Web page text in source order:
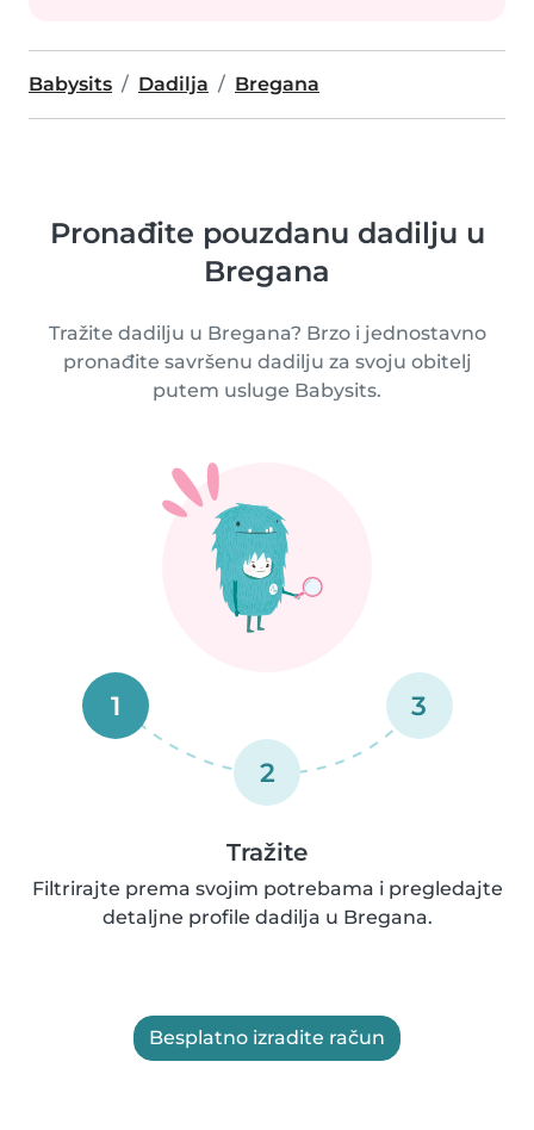
Babysits Dadilja Bregana
Pronađite pouzdanu dadilju u
Bregana
Tražite dadilju u Bregana? Brzo i jednostavno
pronađite savršenu dadilju za svoju obitelj
putem usluge Babysits.
1
2
3
Tražite
Filtrirajte prema svojim potrebama i pregledajte
detaljne profile dadilja u Bregana.
Besplatno izradite račun